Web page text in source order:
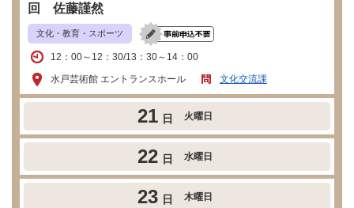
回 佐藤謹然
文化・教育・スポーツ
12：00～12：30/13：30～14：00
水戸芸術館 エントランスホール
文化交流課
21 日 火曜日
22 日 水曜日
23 日 木曜日